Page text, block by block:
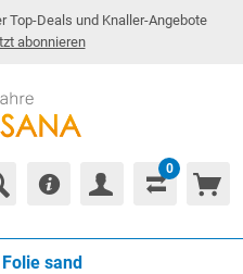
Top-Deals und Knaller-Angebote
abonnieren
0
sand